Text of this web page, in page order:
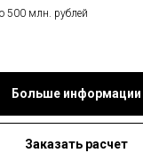
500 млн. рублей
Больше информации
Заказать расчет